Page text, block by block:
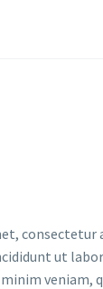
consectetur
ut
veniam,